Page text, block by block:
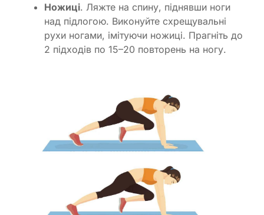
Ножиці. Ляжте на спину, піднявши ноги
над підлогою. Виконуйте схрещувальні
рухи ногами, імітуючи ножиці. Прагніть до
2 підходів по 15–20 повторень на ногу.